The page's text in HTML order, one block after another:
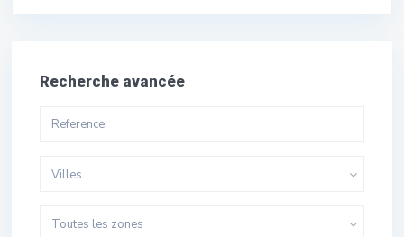
Recherche avancée
Villes
Toutes les zones